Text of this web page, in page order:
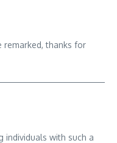
remarked, thanks for
individuals with such a